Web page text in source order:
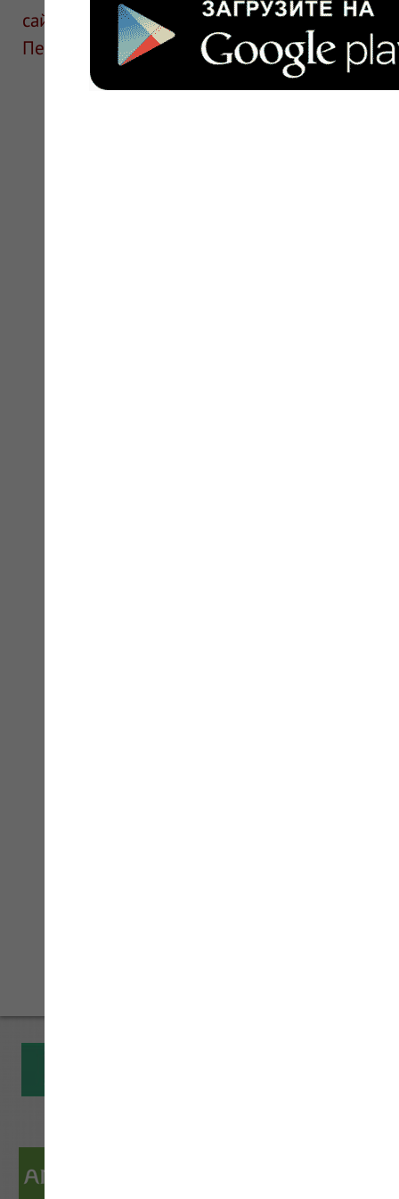
сайте для ознакомления и не является
Перед применением необходима